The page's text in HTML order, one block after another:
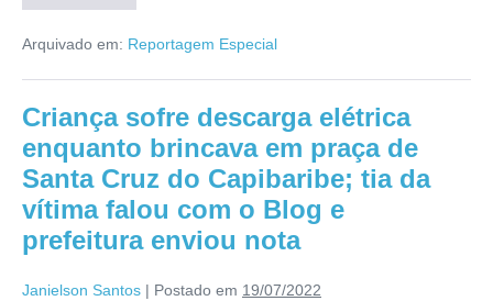
Arquivado em: Reportagem Especial
Criança sofre descarga elétrica
enquanto brincava em praça de
Santa Cruz do Capibaribe; tia da
vítima falou com o Blog e
prefeitura enviou nota
Janielson Santos | Postado em 19/07/2022